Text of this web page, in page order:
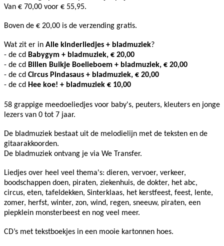
Van € 70,00 voor € 55,95.
Boven de € 20,00 is de verzending gratis.
Wat zit er in Alle kinderliedjes + bladmuziek?
- de cd Babygym + bladmuziek, € 20,00
- de cd Billen Buikje Boelieboem + bladmuziek, € 20,00
- de cd Circus Pindasaus + bladmuziek, € 20,00
- de cd Hee koe! + bladmuziek € 10,00
58 grappige meedoeliedjes voor baby's, peuters, kleuters en jonge
lezers van 0 tot 7 jaar.
De bladmuziek bestaat uit de melodielijn met de teksten en de
gitaarakkoorden.
De bladmuziek ontvang je via We Transfer.
Liedjes over heel veel thema's: dieren, vervoer, verkeer,
boodschappen doen, piraten, ziekenhuis, de dokter, het abc,
circus, eten, tafeldekken, Sinterklaas, het kerstfeest, feest, lente,
zomer, herfst, winter, zon, wind, regen, sneeuw, piraten, een
piepklein monsterbeest en nog veel meer.
CD’s met tekstboekjes in een mooie kartonnen hoes.